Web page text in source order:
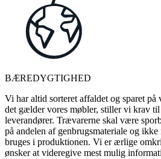
BÆREDYGTIGHED
Vi har altid sorteret affaldet og sparet på
det gælder vores møbler, stiller vi krav
leverandører. Trævarerne skal være
på andelen af genbrugsmateriale og
bruges i produktionen. Vi er ærlige
ønsker at videregive mest mulig